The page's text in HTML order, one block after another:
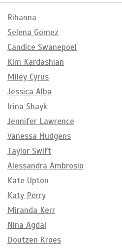
Rihanna
Selena Gomez
Candice Swanepoel
Kim Kardashian
Miley Cyrus
Jessica Alba
Irina Shayk
Jennifer Lawrence
Vanessa Hudgens
Taylor Swift
Alessandra Ambrosio
Kate Upton
Katy Perry
Miranda Kerr
Nina Agdal
Doutzen Kroes